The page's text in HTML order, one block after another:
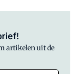
artikelen uit de